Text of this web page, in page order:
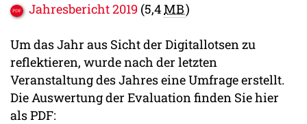
Jahresbericht 2019 (5,4MB)
Um das Jahr aus Sicht der Digitallotsen zu
reflektieren, wurde nach der letzten
Veranstaltung des Jahres eine Umfrage erstellt.
Die Auswertung der Evaluation finden Sie hier
als PDF: